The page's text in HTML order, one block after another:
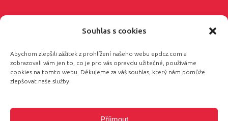
Souhlas s cookies
Abychom zlepšili zážitek z prohlížení našeho webu epdcz.com a
zobrazovali vám jen to, co je pro vás opravdu užitečné, používáme
cookies na tomto webu. Děkujeme za váš souhlas, který nám pomůže
zlepšovat naše služby.
Příjmout